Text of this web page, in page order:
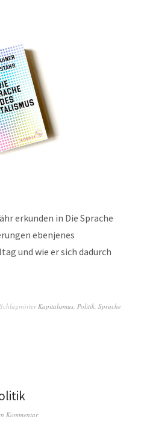
erkunden in Die Sprache
ebenjenes
und wie er sich dadurch
SchlagwörterKapitalismus, Politik, Sprache
Kommentar